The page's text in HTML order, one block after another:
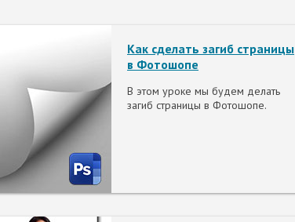
Как сделать загиб страницы
в Фотошопе
В этом уроке мы будем делать
загиб страницы в Фотошопе.